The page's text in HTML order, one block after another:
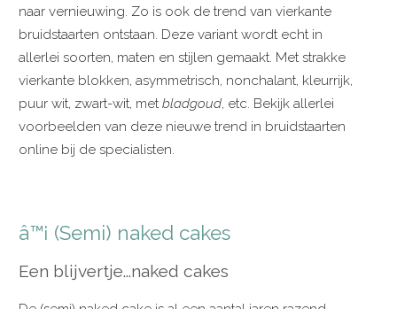
naar vernieuwing. Zo is ook de trend van vierkante
bruidstaarten ontstaan. Deze variant wordt echt in
allerlei soorten, maten en stijlen gemaakt. Met strakke
vierkante blokken, asymmetrisch, nonchalant, kleurrijk,
puur wit, zwart-wit, metbladgoud, etc. Bekijk allerlei
voorbeelden van deze nieuwe trend in bruidstaarten
online bij de specialisten.
â™¡ (Semi) naked cakes
Een blijvertje...naked cakes